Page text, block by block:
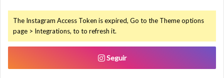
The Instagram Access Token is expired, Go to the Theme options
page > Integrations, to to refresh it.
Seguir